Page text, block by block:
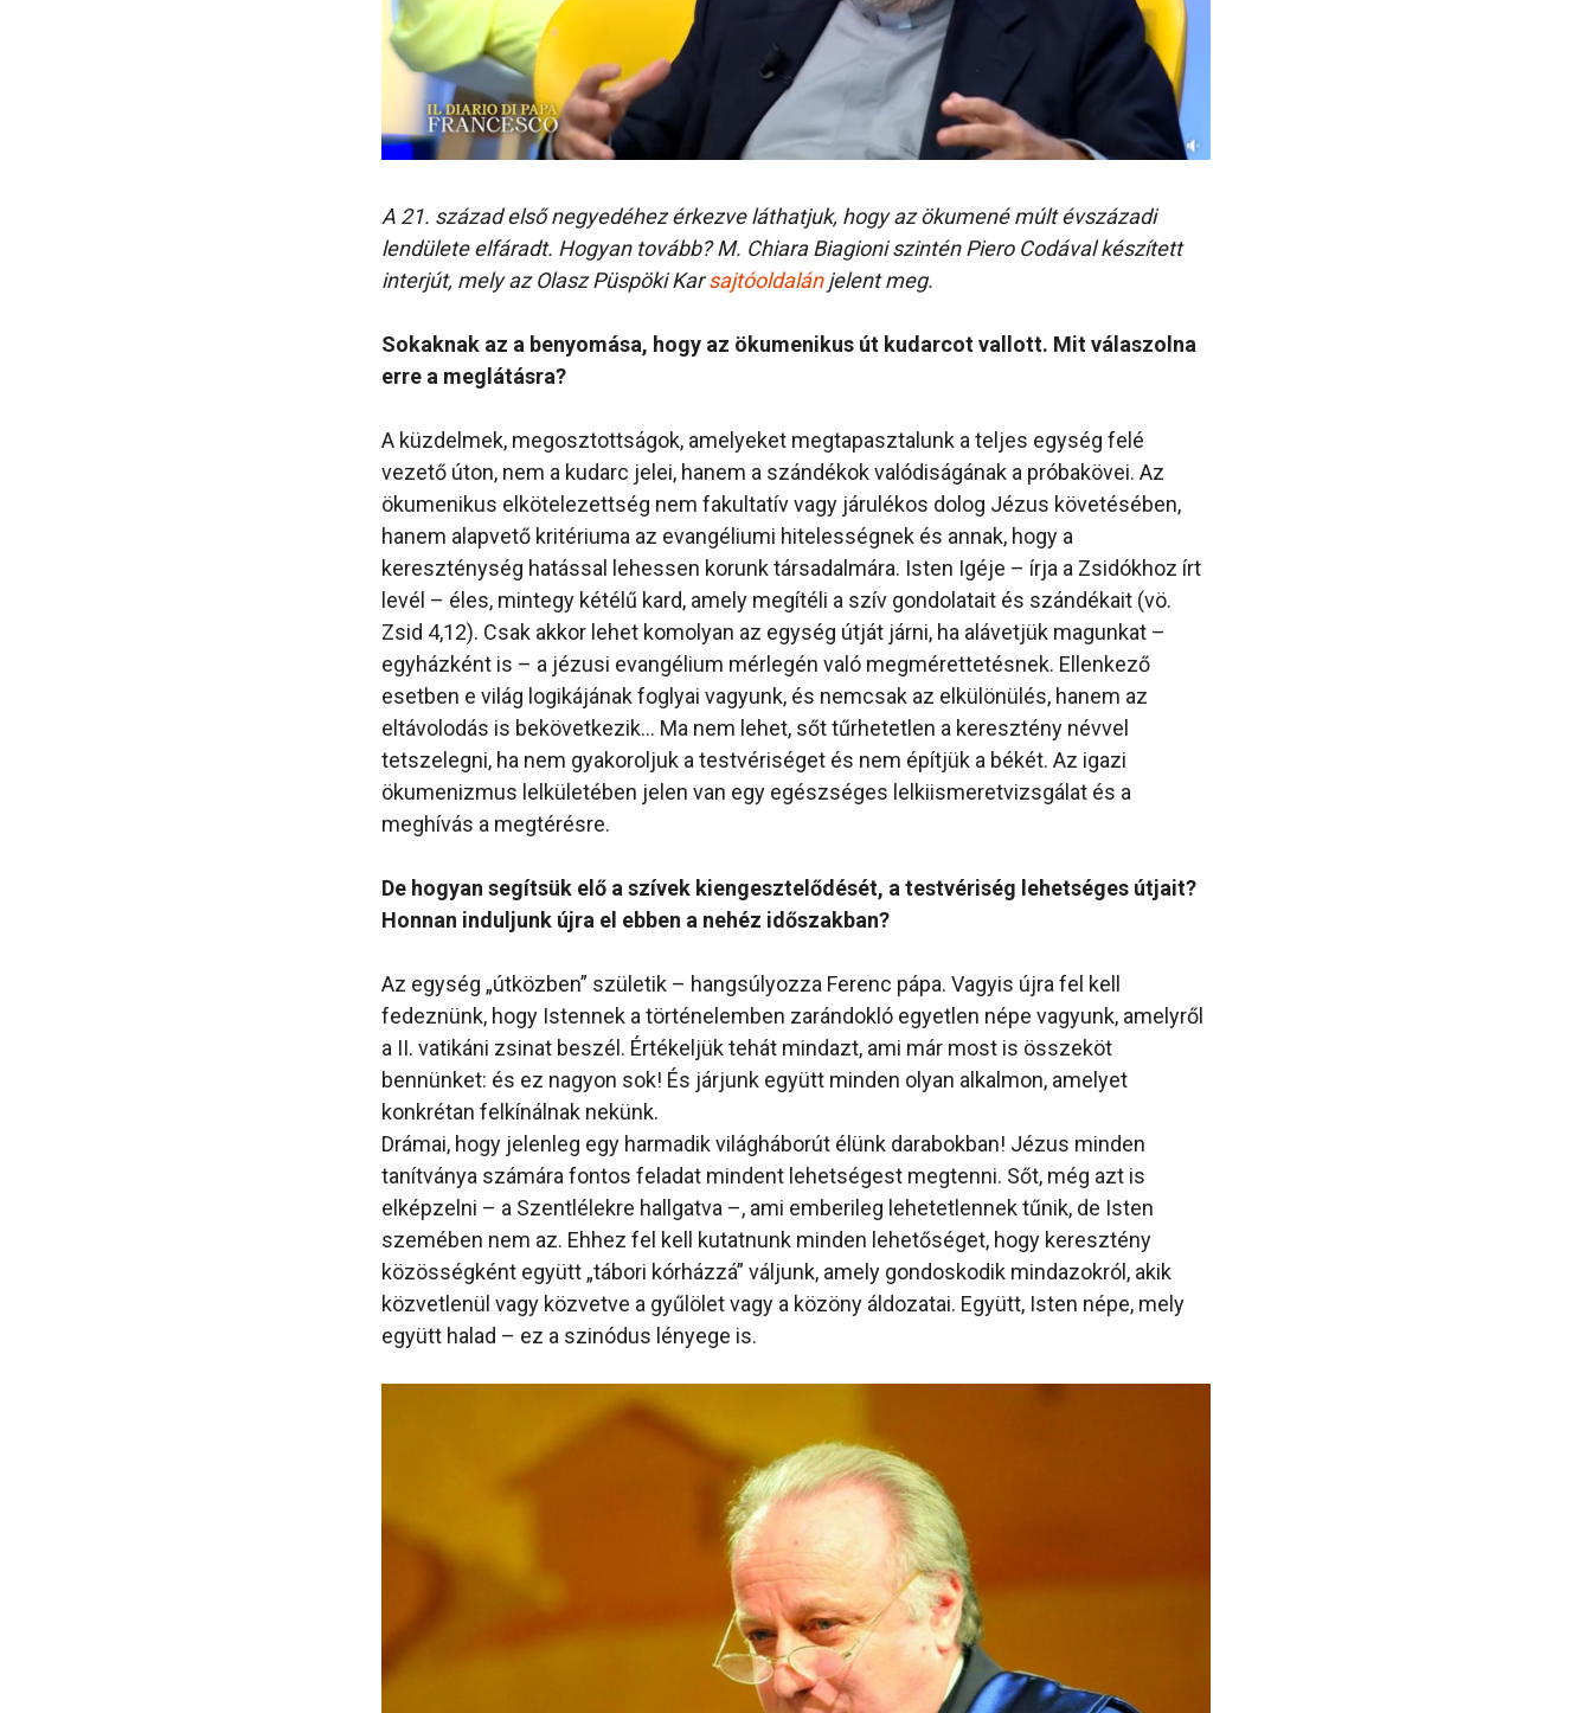
A 21. század első negyedéhez érkezve láthatjuk, hogy az ökumené múlt évszázadi
lendülete elfáradt. Hogyan tovább? M. Chiara Biagioni szintén Piero Codával készített
interjút, mely az Olasz Püspöki Karsajtóoldalánjelent meg.
Sokaknak az a benyomása, hogy az ökumenikus út kudarcot vallott. Mit válaszolna
erre a meglátásra?
A küzdelmek, megosztottságok, amelyeket megtapasztalunk a teljes egység felé
vezető úton, nem a kudarc jelei, hanem a szándékok valódiságának a próbakövei. Az
ökumenikus elkötelezettség nem fakultatív vagy járulékos dolog Jézus követésében,
hanem alapvető kritériuma az evangéliumi hitelességnek és annak, hogy a
kereszténység hatással lehessen korunk társadalmára. Isten Igéje – írja a Zsidókhoz írt
levél – éles, mintegy kétélű kard, amely megítéli a szív gondolatait és szándékait (vö.
Zsid 4,12). Csak akkor lehet komolyan az egység útját járni, ha alávetjük magunkat –
egyházként is – a jézusi evangélium mérlegén való megmérettetésnek. Ellenkező
esetben e világ logikájának foglyai vagyunk, és nemcsak az elkülönülés, hanem az
eltávolodás is bekövetkezik… Ma nem lehet, sőt tűrhetetlen a keresztény névvel
tetszelegni, ha nem gyakoroljuk a testvériséget és nem építjük a békét. Az igazi
ökumenizmus lelkületében jelen van egy egészséges lelkiismeretvizsgálat és a
meghívás a megtérésre.
De hogyan segítsük elő a szívek kiengesztelődését, a testvériség lehetséges útjait?
Honnan induljunk újra el ebben a nehéz időszakban?
Az egység „útközben” születik – hangsúlyozza Ferenc pápa. Vagyis újra fel kell
fedeznünk, hogy Istennek a történelemben zarándokló egyetlen népe vagyunk, amelyről
a II. vatikáni zsinat beszél. Értékeljük tehát mindazt, ami már most is összeköt
bennünket: és ez nagyon sok! És járjunk együtt minden olyan alkalmon, amelyet
konkrétan felkínálnak nekünk.
Drámai, hogy jelenleg egy harmadik világháborút élünk darabokban! Jézus minden
tanítványa számára fontos feladat mindent lehetségest megtenni. Sőt, még azt is
elképzelni – a Szentlélekre hallgatva –, ami emberileg lehetetlennek tűnik, de Isten
szemében nem az. Ehhez fel kell kutatnunk minden lehetőséget, hogy keresztény
közösségként együtt „tábori kórházzá” váljunk, amely gondoskodik mindazokról, akik
közvetlenül vagy közvetve a gyűlölet vagy a közöny áldozatai. Együtt, Isten népe, mely
együtt halad – ez a szinódus lényege is.